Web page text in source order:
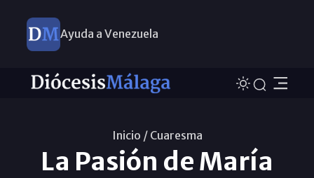
Ayuda a Venezuela
Inicio / Cuaresma
La Pasión de María